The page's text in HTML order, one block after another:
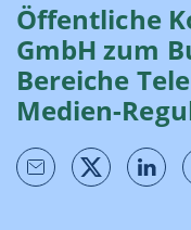
Öffentliche
GmbH zum
Bereiche
Medien-